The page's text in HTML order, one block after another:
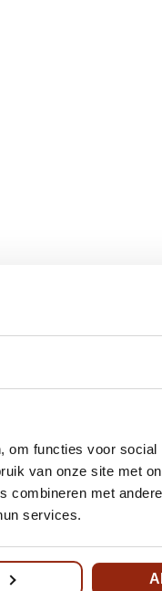
functies voor
van onze site met
combineren met
services.